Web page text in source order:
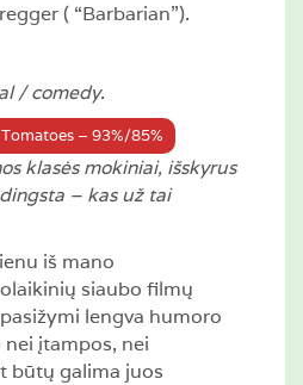
( “Barbarian”).
/ comedy.
– 93%/85%
klasės mokiniai, išskyrus
– kas už tai
iš mano
siaubo filmų
lengva humoro
įtampos, nei
būtų galima juos